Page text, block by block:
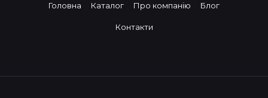
Головна Каталог Про компанію Блог
Контакти